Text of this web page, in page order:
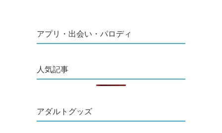
アプリ・出会い・パロディ
人気記事
アダルトグッズ